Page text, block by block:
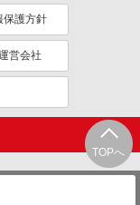
TOPへ
保護方針
営会社